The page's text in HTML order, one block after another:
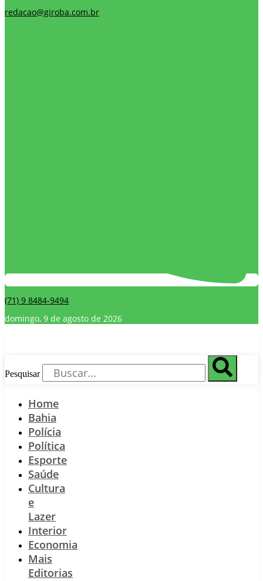
redacao@giroba.com.br
(71) 9 8484-9494
domingo, 9 de agosto de 2026
Pesquisar
Home
Bahia
Polícia
Política
Esporte
Saúde
Cultura
e
Lazer
Interior
Economia
Mais
Editorias